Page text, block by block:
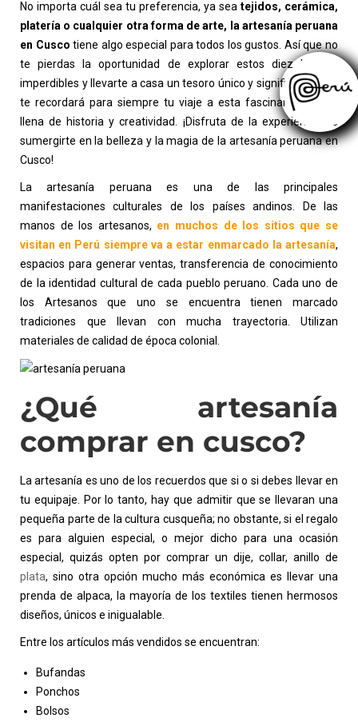
No importa cuál sea tu preferencia, ya sea tejidos, cerámica,
platería o cualquier otra forma de arte, la artesanía peruana
en Cusco tiene algo especial para todos los gustos. Así que no
te pierdas la oportunidad de explorar estos diez lugares
imperdibles y llevarte a casa un tesoro único y significativo que
te recordará para siempre tu viaje a esta fascinante ciudad
llena de historia y creatividad. ¡Disfruta de la experiencia de
sumergirte en la belleza y la magia de la artesanía peruana en
Cusco!
La artesanía peruana es una de las principales
manifestaciones culturales de los países andinos.
De las
manos de los artesanos, en muchos de los sitios que se
visitan en Perú siempre va a estar enmarcado la artesanía,
espacios para generar ventas, transferencia de conocimiento
de la identidad cultural de cada pueblo peruano. Cada uno de
los Artesanos que uno se encuentra tienen marcado
tradiciones que llevan con mucha trayectoria. Utilizan
materiales de calidad de época colonial.
¿Qué artesanía
comprar en cusco?
La artesanía es uno de los recuerdos que si o si debes llevar en
tu equipaje. Por lo tanto, hay que admitir que se llevaran una
pequeña parte de la cultura cusqueña; no obstante, si el regalo
es para alguien especial, o mejor dicho para una ocasión
especial, quizás opten por comprar un dije, collar, anillo de
plata, sino otra opción mucho más económica es llevar una
prenda de alpaca, la mayoría de los textiles tienen hermosos
diseños, únicos e inigualable.
Entre los artículos más vendidos se encuentran:
Bufandas
Ponchos
Bolsos